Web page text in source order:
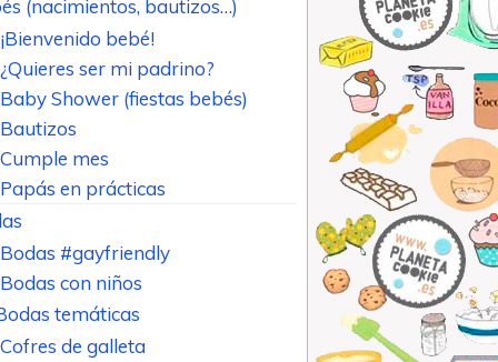
(nacimientos, bautizos…)
¡Bienvenido bebé!
¿Quieres ser mi padrino?
Baby Shower (fiestas bebés)
Bautizos
Cumple mes
Papás en prácticas
Bodas #gayfriendly
Bodas con niños
temáticas
Cofres de galleta